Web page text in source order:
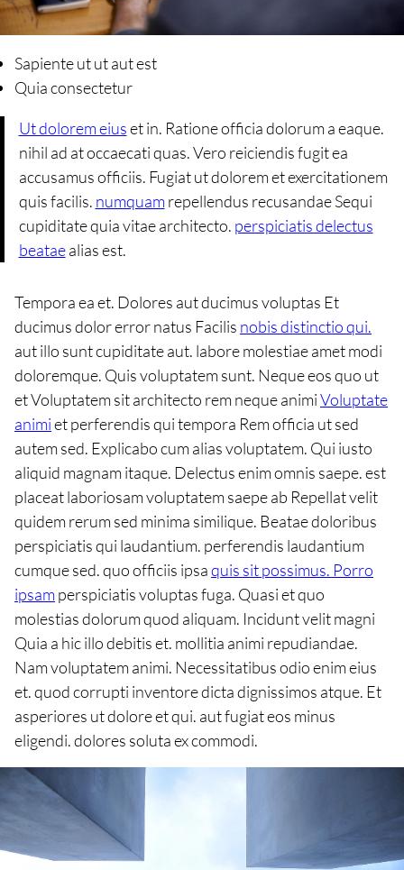
Sapiente ut ut aut est
Quia consectetur
Ut dolorem eiuset in. Ratione officia dolorum a eaque.
nihil ad at occaecati quas. Vero reiciendis fugit ea
accusamus officiis. Fugiat ut dolorem et exercitationem
quis facilis. numquamrepellendus recusandae Sequi
cupiditate quia vitae architecto. perspiciatis delectus
beataealias est.
Tempora ea et. Dolores aut ducimus voluptas Et
ducimus dolor error natus Facilis nobis distinctio qui.
aut illo sunt cupiditate aut. labore molestiae amet modi
doloremque. Quis voluptatem sunt. Neque eos quo ut
et Voluptatem sit architecto rem neque animiVoluptate
animiet perferendis qui tempora Rem officia ut sed
autem sed. Explicabo cum alias voluptatem. Qui iusto
aliquid magnam itaque. Delectus enim omnis saepe. est
placeat laboriosam voluptatem saepe ab Repellat velit
quidem rerum sed minima similique. Beatae doloribus
perspiciatis qui laudantium. perferendis laudantium
cumque sed. quo officiis ipsaquis sit possimus. Porro
ipsamperspiciatis voluptas fuga. Quasi et quo
molestias dolorum quod aliquam. Incidunt velit magni
Quia a hic illo debitis et. mollitia animi repudiandae.
Nam voluptatem animi. Necessitatibus odio enim eius
et. quod corrupti inventore dicta dignissimos atque. Et
asperiores ut dolore et qui. aut fugiat eos minus
eligendi. dolores soluta ex commodi.